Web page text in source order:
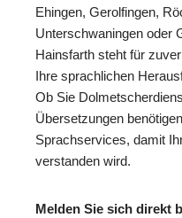
Ehingen, Gerolfingen,
Unterschwaningen oder
Hainsfarth steht für
Ihre sprachlichen
Ob Sie
Übersetzungen
Sprachservices, damit
verstanden wird.
Melden Sie sich direkt